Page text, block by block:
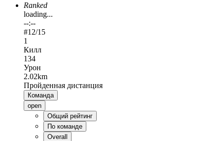
Ranked
loading...
--:--
#12/15
1
Килл
134
Урон
2.02km
Пройденная дистанция
Команда
open
Общий рейтинг
По команде
Overall